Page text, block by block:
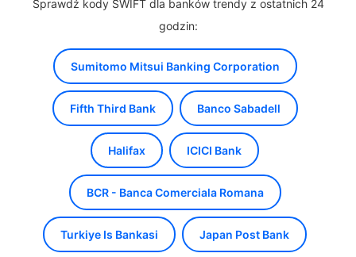
Sprawdź kody SWIFT dla banków trendy z ostatnich 24
godzin:
Sumitomo Mitsui Banking Corporation
Fifth Third Bank Banco Sabadell
Halifax ICICI Bank
BCR - Banca Comerciala Romana
Turkiye Is Bankasi Japan Post Bank